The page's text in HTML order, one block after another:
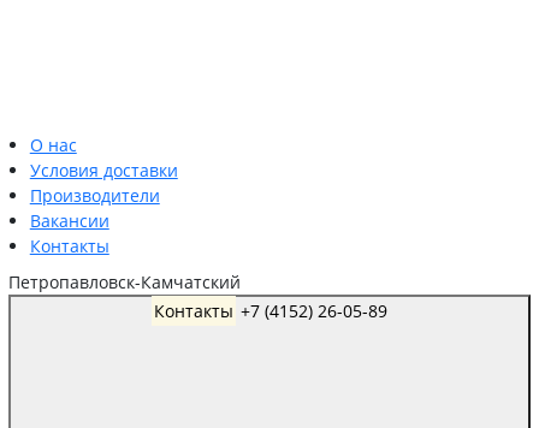
О нас
Условия доставки
Производители
Вакансии
Контакты
Петропавловск-Камчатский
Контакты